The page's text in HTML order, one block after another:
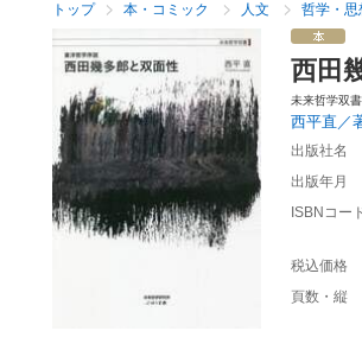
トップ 本・コミック 人文 哲学・思
西田
未来哲学双書
西平直／
出版社名
出版年月
ISBNコー
税込価格
頁数・縦